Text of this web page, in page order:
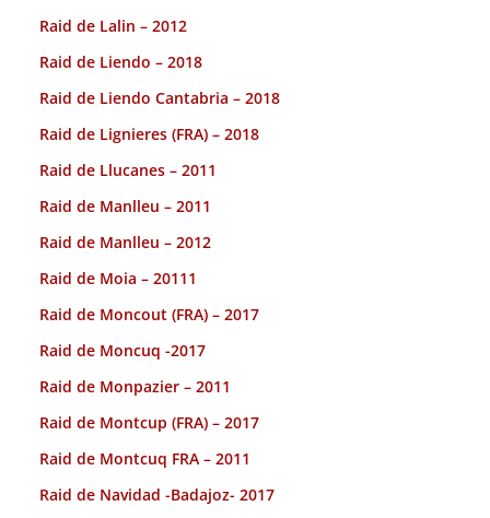
Raid de Lalin – 2012
Raid de Liendo – 2018
Raid de Liendo Cantabria – 2018
Raid de Lignieres (FRA) – 2018
Raid de Llucanes – 2011
Raid de Manlleu – 2011
Raid de Manlleu – 2012
Raid de Moia – 20111
Raid de Moncout (FRA) – 2017
Raid de Moncuq -2017
Raid de Monpazier – 2011
Raid de Montcup (FRA) – 2017
Raid de Montcuq FRA – 2011
Raid de Navidad -Badajoz- 2017